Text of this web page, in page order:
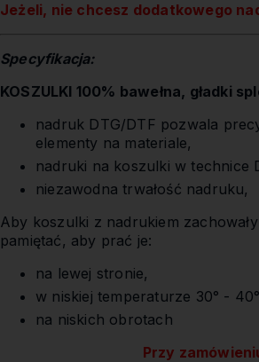
Jeżeli, nie chcesz dodatkowego
Specyfikacja:
KOSZULKI 100% bawełna, gładki
nadruk DTG/DTF pozwala
elementy na materiale,
nadruki na koszulki w technice
niezawodna trwałość nadruku,
Aby koszulki z nadrukiem
pamiętać, aby prać je:
na lewej stronie,
w niskiej temperaturze 30° -
na niskich obrotach
Przy